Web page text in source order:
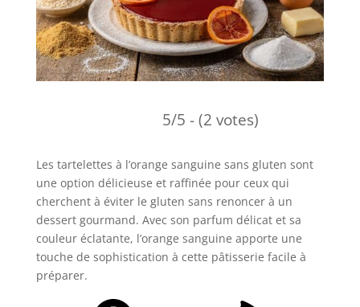
5/5 - (2 votes)
Les tartelettes à l’orange sanguine sans gluten sont
une option délicieuse et raffinée pour ceux qui
cherchent à éviter le gluten sans renoncer à un
dessert gourmand. Avec son parfum délicat et sa
couleur éclatante, l’orange sanguine apporte une
touche de sophistication à cette pâtisserie facile à
préparer.